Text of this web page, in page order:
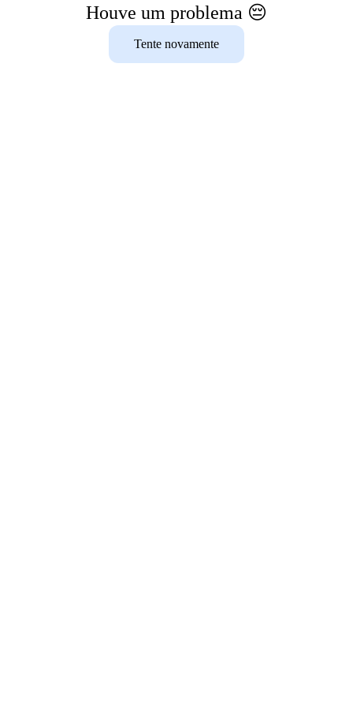
Houve um problema 😔
Tente novamente